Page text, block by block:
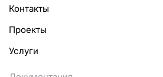
Контакты
Проекты
Услуги